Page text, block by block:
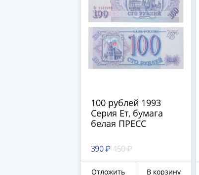
100 рублей 1993
Серия Ет, бумага
белая ПРЕСС
390 ₽ 450 ₽
Отложить В корзину